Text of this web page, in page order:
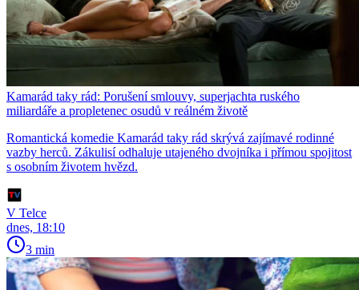
Kamarád taky rád: Porušení smlouvy, superjachta ruského
miliardáře a propletenec osudů v reálném životě
Romantická komedie Kamarád taky rád skrývá zajímavé rodinné
vazby herců. Zákulisí odhaluje utajeného dvojníka i přímou spojitost
s osobním životem hvězd.
V Telce
dnes, 18:10
3 min